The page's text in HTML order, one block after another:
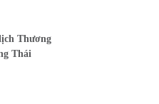
Thương
Thái